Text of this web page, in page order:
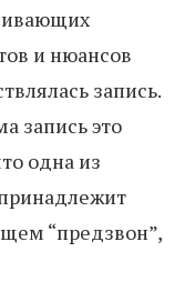
и нюансов
запись.
запись это
одна из
“предзвон”,